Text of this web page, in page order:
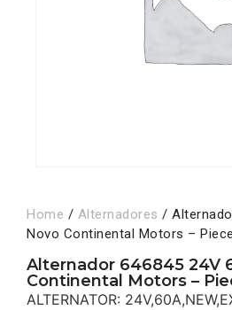
Home / Alternadores /
Novo Continental Motors –
Alternador 646845 24V
Continental Motors –
ALTERNATOR: